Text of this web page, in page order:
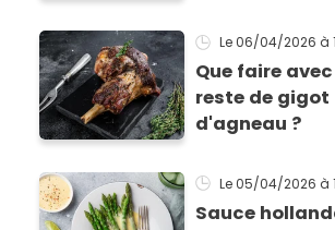
cuisson
Le 06/04/2026 à
Que faire
reste de gigot
d'agneau ?
Le 05/04/2026 à
Sauce